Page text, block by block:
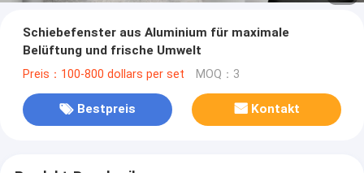
Schiebefenster aus Aluminium für maximale
Belüftung und frische Umwelt
Preis：100-800 dollars per set MOQ：3
Bestpreis Kontakt